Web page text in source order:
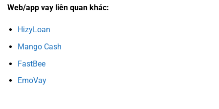
Web/app vay liên quan khác:
HizyLoan
Mango Cash
FastBee
EmoVay